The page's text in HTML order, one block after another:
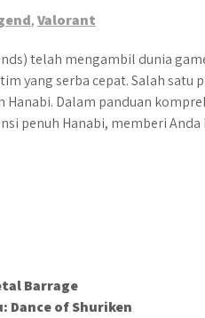
,Valorant
telah mengambil dunia
yang serba cepat. Salah satu
Dalam panduan
penuh Hanabi, memberi
Barrage
Dance of Shuriken